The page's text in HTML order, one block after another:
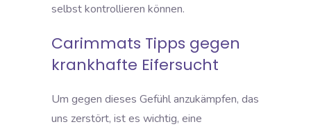
selbst kontrollieren können.
Carimmats Tipps gegen
krankhafte Eifersucht
Um gegen dieses Gefühl anzukämpfen, das
uns zerstört, ist es wichtig, eine